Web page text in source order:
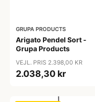
GRUPA PRODUCTS
Arigato Pendel Sort -
Grupa Products
VEJL. PRIS 2.398,00 KR
2.038,30 kr